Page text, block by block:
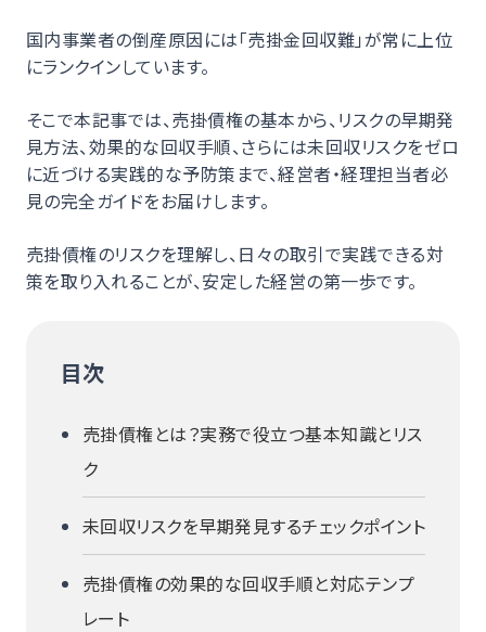
国内事業者の倒産原因には「売掛金回収難」が常に上位
にランクインしています。
そこで本記事では、売掛債権の基本から、リスクの早期発
見方法、効果的な回収手順、さらには未回収リスクをゼロ
に近づける実践的な予防策まで、経営者・経理担当者必
見の完全ガイドをお届けします。
売掛債権のリスクを理解し、日々の取引で実践できる対
策を取り入れることが、安定した経営の第一歩です。
目次
売掛債権とは？実務で役立つ基本知識とリス
ク
未回収リスクを早期発見するチェックポイント
売掛債権の効果的な回収手順と対応テンプ
レート